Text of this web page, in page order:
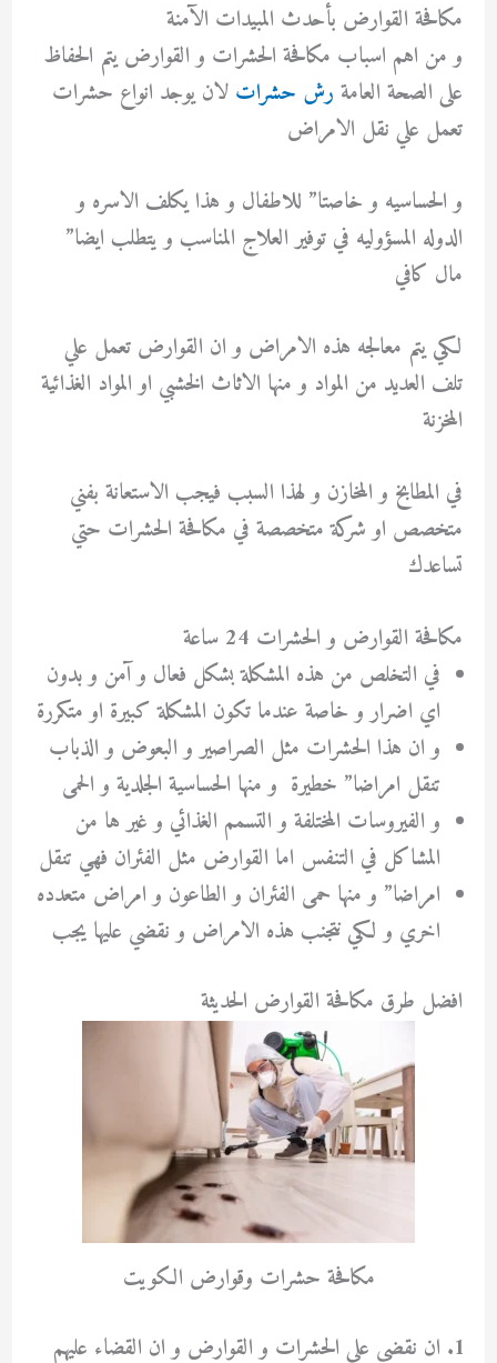
مكافحة القوارض بأحدث المبيدات الآمنة
و من اهم اسباب مكافحة الحشرات و القوارض يتم الحفاظ
على الصحة العامة رش حشرات لان يوجد انواع حشرات
تعمل علي نقل الامراض
و الحساسيه و خاصتا” للاطفال و هذا يكلف الاسره و
الدوله المسؤوليه في توفير العلاج المناسب و يتطلب ايضا”
مال كافي
لكي يتم معالجه هذه الامراض و ان القوارض تعمل علي
تلف العديد من المواد و منها الاثاث الخشبي او المواد الغذائية
المخزنة
في المطابخ و المخازن و لهذا السبب فيجب الاستعانة بفني
متخصص او شركة متخصصة في مكافحة الحشرات حتي
تساعدك
مكافحة القوارض و الحشرات 24 ساعة
في التخلص من هذه المشكلة بشكل فعال و آمن و بدون
اي اضرار و خاصة عندما تكون المشكلة كبيرة او متكررة
و ان هذا الحشرات مثل الصراصير و البعوض و الذباب
تنقل امراضا” خطيرة و منها الحساسية الجلدية و الحمى
و الفيروسات المختلفة و التسمم الغذائي و غير ها من
المشاكل في التنفس اما القوارض مثل الفئران فهي تنقل
امراضا” و منها حمى الفئران و الطاعون و امراض متعدده
اخري و لكي نتجنب هذه الامراض و نقضي عليها يجب
افضل طرق مكافحة القوارض الحديثة
مكافحة حشرات وقوارض الكويت
ان نقضي علي الحشرات و القوارض و ان القضاء عليهم